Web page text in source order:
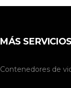
MÁS SERVICIOS
Contenedores de